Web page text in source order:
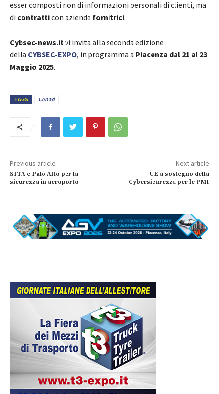
esser composti non di informazioni personali di clienti, ma
di contratticon aziende fornitrici.
Cybsec-news.itvi invita alla seconda edizione
della CYBSEC-EXPO, in programma a Piacenza dal 21 al 23
Maggio 2025.
TAGS Conad
Previous article
SITA e Palo Alto per la
sicurezza in aeroporto
Next article
UE a sostegno della
Cybersicurezza per le PMI